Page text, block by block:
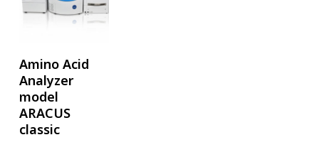
อ่านเพิ่ม
Amino Acid
Analyzer
model
ARACUS
classic